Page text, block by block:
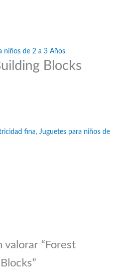
niños de 2 a 3 Años
Blocks
fina,Juguetes para niños de
valorar “Forest